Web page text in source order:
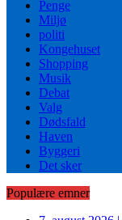
Penge
Miljø
politi
Kongehuset
Shopping
Musik
Debat
Valg
Dødsfald
Haven
Byggeri
Det sker
Populære emner